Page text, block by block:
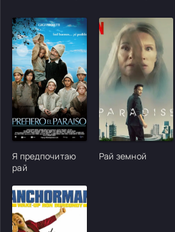
[/xfgiven_cvh_poster_urlcvh_poster_url]
Я предпочитаю
рай
[/
Рай земной